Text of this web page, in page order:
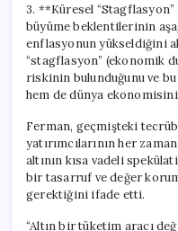
3. **Küresel
büyüme beklentilerinin
enflasyonun yükseldiğini
“stagflasyon” (ekonomik
riskinin bulunduğunu ve
hem de dünya
Ferman, geçmişteki
yatırımcılarının her
altının kısa vadeli
bir tasarruf ve değer
gerektiğini ifade etti.
“Altın bir tüketim aracı